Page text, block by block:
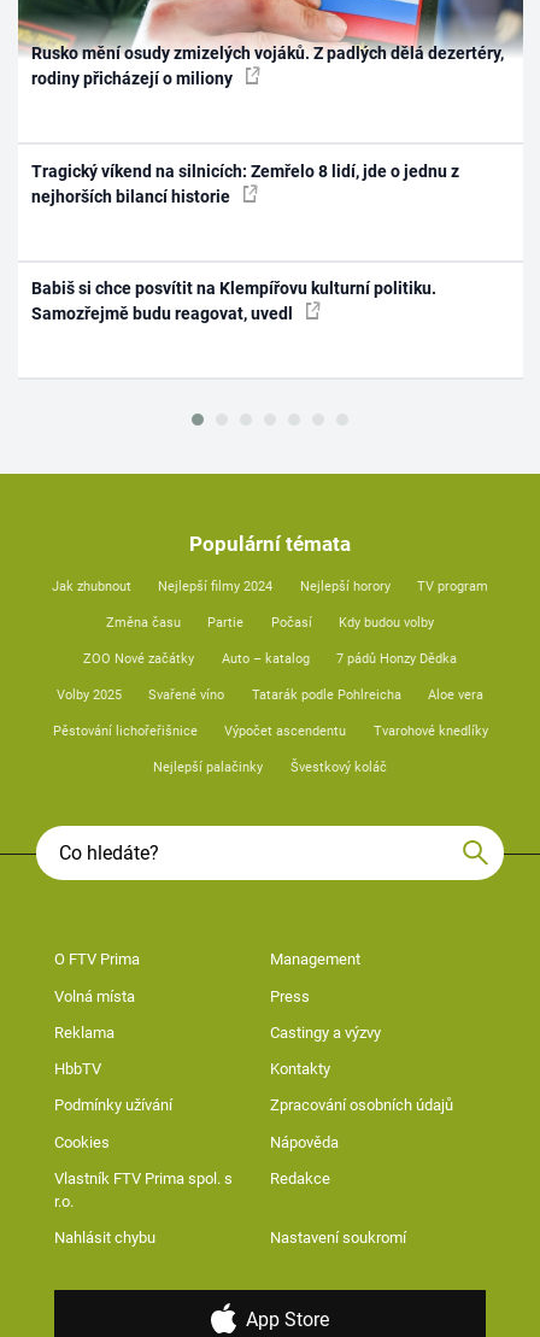
Rusko mění osudy zmizelých vojáků. Z padlých dělá dezertéry,
rodiny přicházejí o miliony
Tragický víkend na silnicích: Zemřelo 8 lidí, jde o jednu z
nejhorších bilancí historie
Babiš si chce posvítit na Klempířovu kulturní politiku.
Samozřejmě budu reagovat, uvedl
Populární témata
Jak zhubnout Nejlepší filmy 2024 Nejlepší horory TV program
Změna času Partie Počasí Kdy budou volby
ZOO Nové začátky Auto – katalog 7 pádů Honzy Dědka
Volby 2025 Svařené víno Tatarák podle Pohlreicha Aloe vera
Pěstování lichořeřišnice Výpočet ascendentu Tvarohové knedlíky
Nejlepší palačinky Švestkový koláč
O FTV Prima Management
Volná místa Press
Reklama Castingy a výzvy
HbbTV Kontakty
Podmínky užívání Zpracování osobních údajů
Cookies Nápověda
Vlastník FTV Prima spol. s
r.o.
Redakce
Nahlásit chybu Nastavení soukromí
App Store